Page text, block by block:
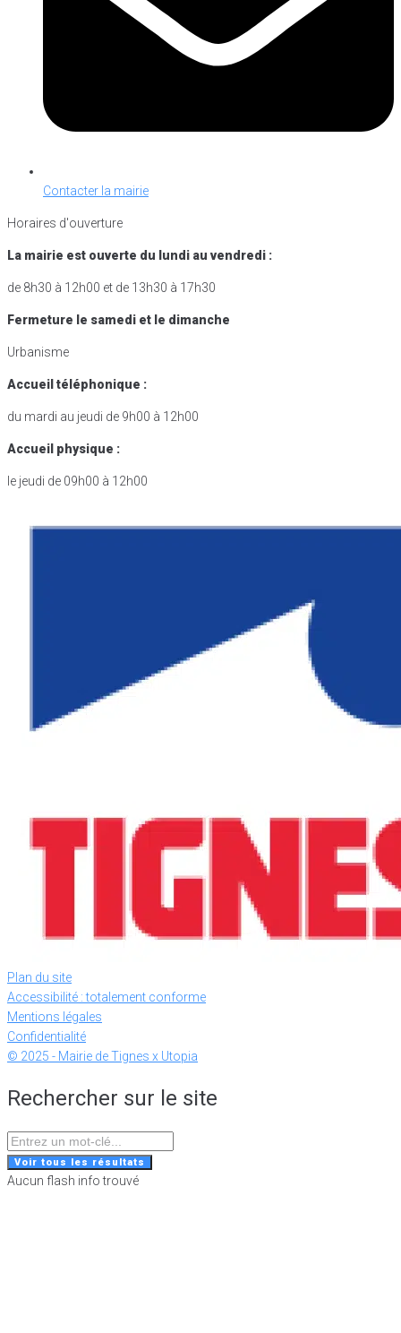
Contacter la mairie
Horaires d'ouverture
La mairie est ouverte du lundi au vendredi :
de 8h30 à 12h00 et de 13h30 à 17h30
Fermeture le samedi et le dimanche
Urbanisme
Accueil téléphonique :
du mardi au jeudi de 9h00 à 12h00
Accueil physique :
le jeudi de 09h00 à 12h00
Plan du site
Accessibilité : totalement conforme
Mentions légales
Confidentialité
© 2025 - Mairie de Tignes x Utopia
Rechercher sur le site
Search
...Voir tous les résultats
Aucun flash info trouvé